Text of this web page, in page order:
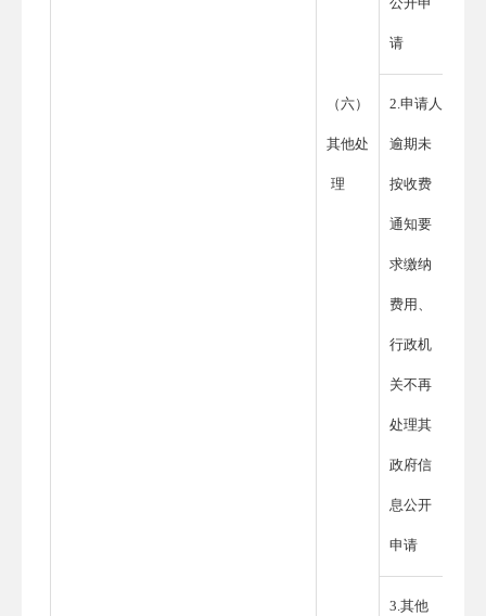
（六）
其他处
理
请
2.申请人
逾期未
按收费
通知要
求缴纳
费用、
行政机
关不再
处理其
政府信
息公开
申请
3.其他